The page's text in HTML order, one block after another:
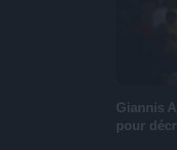
Giannis
pour